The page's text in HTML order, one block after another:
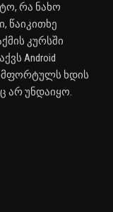
რა ნახო
წაიკითხე
კურსში
Android
ხდის
არ უნდაიყო.